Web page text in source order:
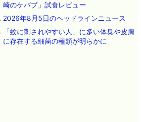
崎のケバブ」試食レビュー
2026年8月5日のヘッドラインニュース
「蚊に刺されやすい人」に多い体臭や皮膚
に存在する細菌の種類が明らかに